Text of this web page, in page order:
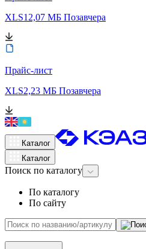
XLS12,07 МБ Позавчера
Прайс-лист
XLS2,23 МБ Позавчера
Каталог
Каталог
Поиск по каталогу
По каталогу
По сайту